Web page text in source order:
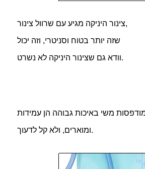
צינור היניקה מגיע עם שרוול צינור,
שזה יותר בטוח וסניטרי, וזה יכול
וודא גם שצינור היניקה לא נשרט.
משי באיכות גבוהה הן עמידות
ומוארים, ולא קל לדעוך.